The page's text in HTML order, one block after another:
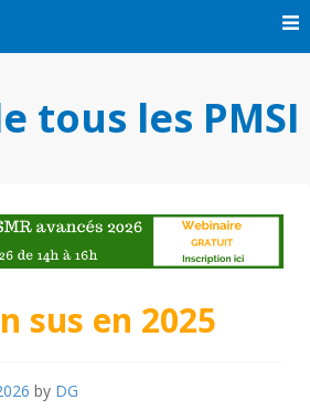
tous les PMSI
sus en 2025
by DG